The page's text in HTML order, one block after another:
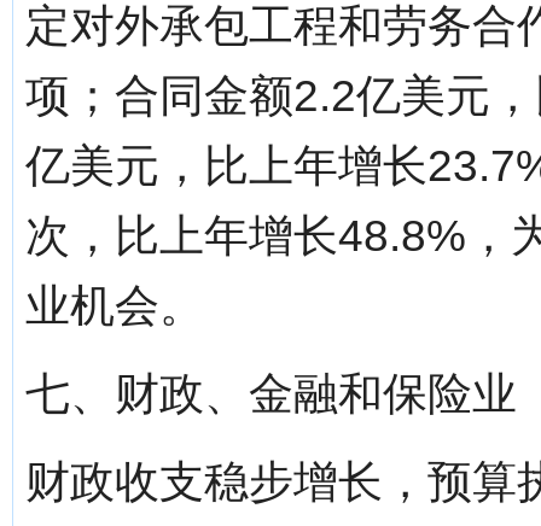
定对外承包工程和劳务
项；合同金额2.2亿美元
亿美元，比上年增长
次，比上年增长48.8%，
业机会。
七、财政、金融和保险业
财政收支稳步增长，预算